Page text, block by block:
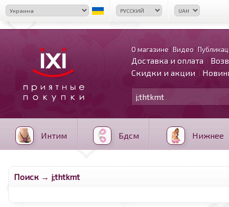
О магазине Видео
Доставка и оплата
Скидки и акции
Интим Бдсм Нижнее
Поиск → j;thtkmt